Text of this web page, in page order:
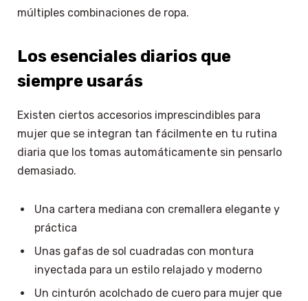
múltiples combinaciones de ropa.
Los esenciales diarios que
siempre usarás
Existen ciertos accesorios imprescindibles para
mujer que se integran tan fácilmente en tu rutina
diaria que los tomas automáticamente sin pensarlo
demasiado.
Una cartera mediana con cremallera elegante y
práctica
Unas gafas de sol cuadradas con montura
inyectada para un estilo relajado y moderno
Un cinturón acolchado de cuero para mujer que